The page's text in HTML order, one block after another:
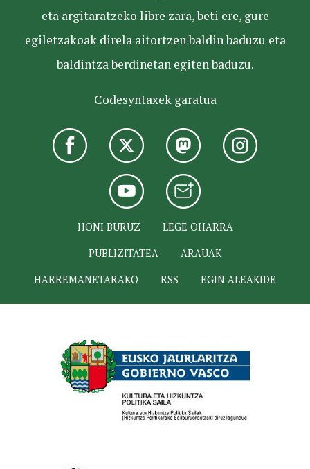
eta argitaratzeko libre zara, beti ere, gure
egiletzakoak direla aitortzen baldin baduzu eta
baldintza berdinetan egiten baduzu.
Codesyntaxek garatua
HONI BURUZ
LEGE OHARRA
PUBLIZITATEA
ARAUAK
HARREMANETARAKO
RSS EGIN ALEAKIDE